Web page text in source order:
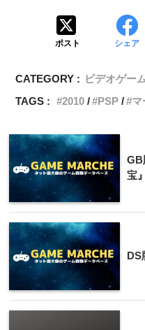
ポスト シェア
CATEGORY : ビデオゲー
TAGS :
2010 PSP マ
GB
宝』
DS